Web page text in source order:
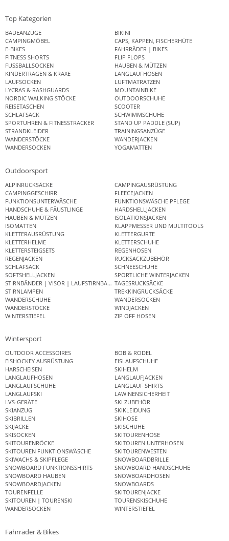
Top Kategorien
BADEANZÜGE
BIKINI
CAMPINGMÖBEL
CAPS, KAPPEN, FISCHERHÜTE
E-BIKES
FAHRRÄDER | BIKES
FITNESS SHORTS
FLIP FLOPS
FUSSBALLSOCKEN
HAUBEN & MÜTZEN
KINDERTRAGEN & KRAXE
LANGLAUFHOSEN
LAUFSOCKEN
LUFTMATRATZEN
LYCRAS & RASHGUARDS
MOUNTAINBIKE
NORDIC WALKING STÖCKE
OUTDOORSCHUHE
REISETASCHEN
SCOOTER
SCHLAFSACK
SCHWIMMSCHUHE
SPORTUHREN & FITNESSTRACKER
STAND UP PADDLE (SUP)
STRANDKLEIDER
TRAININGSANZÜGE
WANDERSTÖCKE
WANDERJACKEN
WANDERSOCKEN
YOGAMATTEN
Outdoorsport
ALPINRUCKSÄCKE
CAMPINGAUSRÜSTUNG
CAMPINGGESCHIRR
FLEECEJACKEN
FUNKTIONSUNTERWÄSCHE
FUNKTIONSWÄSCHE PFLEGE
HANDSCHUHE & FÄUSTLINGE
HARDSHELLJACKEN
HAUBEN & MÜTZEN
ISOLATIONSJACKEN
ISOMATTEN
KLAPPMESSER UND MULTITOOLS
KLETTERAUSRÜSTUNG
KLETTERGURTE
KLETTERHELME
KLETTERSCHUHE
KLETTERSTEIGSETS
REGENHOSEN
REGENJACKEN
RUCKSACKZUBEHÖR
SCHLAFSACK
SCHNEESCHUHE
SOFTSHELLJACKEN
SPORTLICHE WINTERJACKEN
STIRNBÄNDER | VISOR | LAUFSTIRNBANDTAGESRUCKSÄCKE
STIRNLAMPEN
TREKKINGRUCKSÄCKE
WANDERSCHUHE
WANDERSOCKEN
WANDERSTÖCKE
WINDJACKEN
WINTERSTIEFEL
ZIP OFF HOSEN
Wintersport
OUTDOOR ACCESSOIRES
BOB & RODEL
EISHOCKEY AUSRÜSTUNG
EISLAUFSCHUHE
HARSCHEISEN
SKIHELM
LANGLAUFHOSEN
LANGLAUFJACKEN
LANGLAUFSCHUHE
LANGLAUF SHIRTS
LANGLAUFSKI
LAWINENSICHERHEIT
LVS-GERÄTE
SKI ZUBEHÖR
SKIANZUG
SKIKLEIDUNG
SKIBRILLEN
SKIHOSE
SKIJACKE
SKISCHUHE
SKISOCKEN
SKITOURENHOSE
SKITOURENRÖCKE
SKITOUREN UNTERHOSEN
SKITOUREN FUNKTIONSWÄSCHE
SKITOURENWESTEN
SKIWACHS & SKIPFLEGE
SNOWBOARDBRILLE
SNOWBOARD FUNKTIONSSHIRTS
SNOWBOARD HANDSCHUHE
SNOWBOARD HAUBEN
SNOWBOARDHOSEN
SNOWBOARDJACKEN
SNOWBOARDS
TOURENFELLE
SKITOURENJACKE
SKITOUREN | TOURENSKI
TOURENSKISCHUHE
WANDERSOCKEN
WINTERSTIEFEL
Fahrräder & Bikes